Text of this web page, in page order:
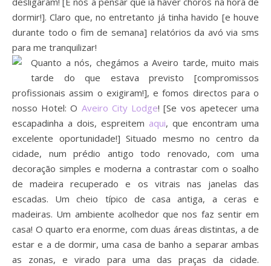
dormir!]. Claro que, no entretanto já tinha havido [e houve
durante todo o fim de semana] relatórios da avó via sms
para me tranquilizar!
Quanto a nós, chegámos a Aveiro tarde, muito mais
tarde do que estava previsto [compromissos
profissionais assim o exigiram!], e fomos directos para o
nosso Hotel: O Aveiro City Lodge! [Se vos apetecer uma
escapadinha a dois, espreitem aqui, que encontram uma
excelente oportunidade!] Situado mesmo no centro da
cidade, num prédio antigo todo renovado, com uma
decoração simples e moderna a contrastar com o soalho
de madeira recuperado e os vitrais nas janelas das
escadas. Um cheio típico de casa antiga, a ceras e
madeiras. Um ambiente acolhedor que nos faz sentir em
casa! O quarto era enorme, com duas áreas distintas, a de
estar e a de dormir, uma casa de banho a separar ambas
as zonas, e virado para uma das praças da cidade.